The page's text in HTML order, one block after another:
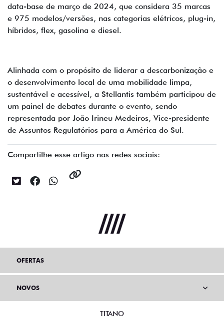
data-base de março de 2024, que considera 35 marcas
e 975 modelos/versões, nas categorias elétricos, plug-in,
híbridos, flex, gasolina e diesel.
Alinhada com o propósito de liderar a descarbonização e
o desenvolvimento local de uma mobilidade limpa,
sustentável e acessível, a Stellantis também participou de
um painel de debates durante o evento, sendo
representada por João Irineu Medeiros, Vice-presidente
de Assuntos Regulatórios para a América do Sul.
Compartilhe esse artigo nas redes sociais:
OFERTAS
NOVOS
TITANO